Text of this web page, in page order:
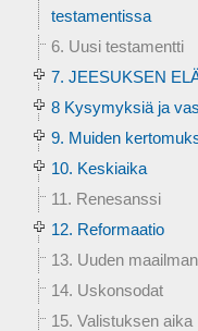
testamentissa
6. Uusi testamentti
7. JEESUKSEN
8 Kysymyksiä ja
9. Muiden
10. Keskiaika
11. Renesanssi
12. Reformaatio
13. Uuden
14. Uskonsodat
15. Valistuksen aika